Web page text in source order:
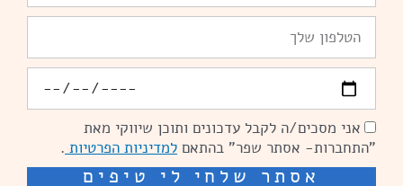
הסכמהאני מסכים/ה לקבל עדכונים ותוכן שיווקי מאת
"התחברות- אסתר שפר" בהתאם למדיניות הפרטיות .
אסתר שלחי לי טיפים